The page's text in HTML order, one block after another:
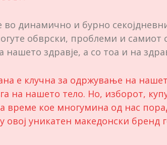
динамично и бурно
обврски, проблеми и самиот
нашето здравје, а со тоа и на
е клучна за одржување на
на нашето тело. Но, изборот,
време кое многумина од нас
овој уникатен македонски